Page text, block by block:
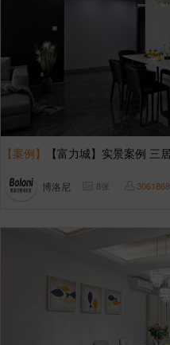
【案例】 【富力城】实景案例 三
博洛尼 8张 3061868